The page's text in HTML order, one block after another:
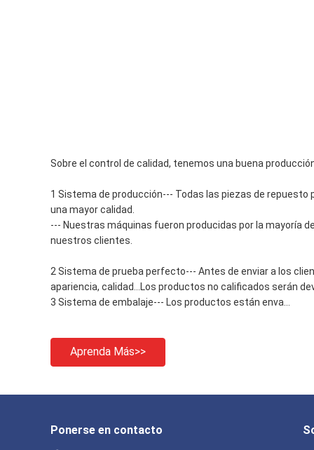
Sobre el control de calidad, tenemos una buena
1 Sistema de producción--- Todas las piezas de
una mayor calidad.
--- Nuestras máquinas fueron producidas por la mayoría
nuestros clientes.
2 Sistema de prueba perfecto--- Antes de enviar a los
apariencia, calidad...Los productos no calificados serán
3 Sistema de embalaje--- Los productos están enva...
Aprenda Más>>
Ponerse en contacto